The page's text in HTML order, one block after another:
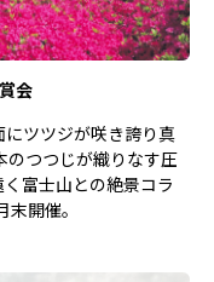
会
ツツジが咲き誇り真
のつつじが織りなす圧
富士山との絶景コラ
開催。